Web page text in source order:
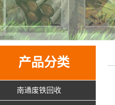
产品分类
南通废铁回收